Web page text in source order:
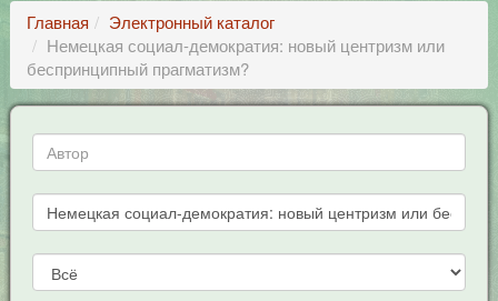
Главная
Электронный каталог
Немецкая социал-демократия: новый центризм или
беспринципный прагматизм?